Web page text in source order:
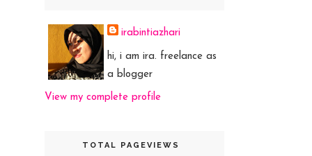
irabintiazhari
hi, i am ira. freelance as
a blogger
View my complete profile
TOTAL PAGEVIEWS